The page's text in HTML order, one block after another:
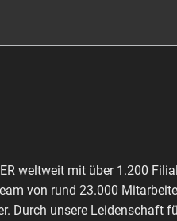
weltweit mit über 1.200
von rund 23.000
Durch unsere Leidenschaft